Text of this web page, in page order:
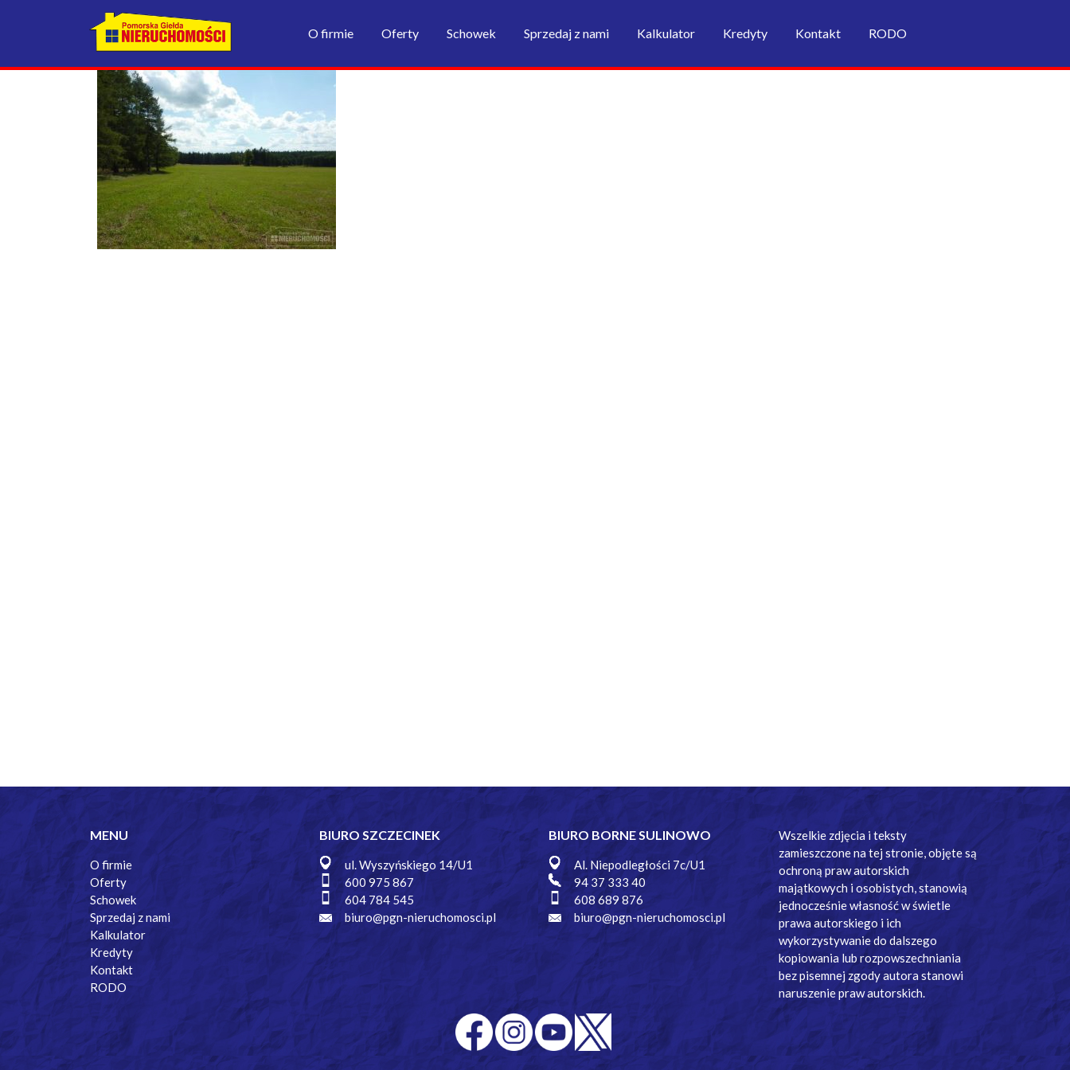
O firmie Oferty Schowek Sprzedaj z nami Kalkulator Kredyty Kontakt RODO
MENU
O firmie
Oferty
Schowek
Sprzedaj z nami
Kalkulator
Kredyty
Kontakt
RODO
BIURO SZCZECINEK
ul. Wyszyńskiego 14/U1
600 975 867
604 784 545
biuro@pgn-nieruchomosci.pl
BIURO BORNE SULINOWO
Al. Niepodległości 7c/U1
94 37 333 40
608 689 876
biuro@pgn-nieruchomosci.pl
Wszelkie zdjęcia i teksty
zamieszczone na tej stronie, objęte są
ochroną praw autorskich
majątkowych i osobistych, stanowią
jednocześnie własność w świetle
prawa autorskiego i ich
wykorzystywanie do dalszego
kopiowania lub rozpowszechniania
bez pisemnej zgody autora stanowi
naruszenie praw autorskich.